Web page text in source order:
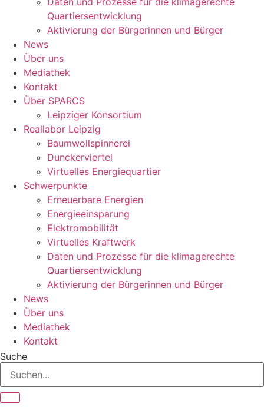
Quartiersentwicklung
Aktivierung der Bürgerinnen und Bürger
News
Über uns
Mediathek
Kontakt
Über SPARCS
Leipziger Konsortium
Reallabor Leipzig
Baumwollspinnerei
Dunckerviertel
Virtuelles Energiequartier
Schwerpunkte
Erneuerbare Energien
Energieeinsparung
Elektromobilität
Virtuelles Kraftwerk
Daten und Prozesse für die klimagerechte
Quartiersentwicklung
Aktivierung der Bürgerinnen und Bürger
News
Über uns
Mediathek
Kontakt
Suche